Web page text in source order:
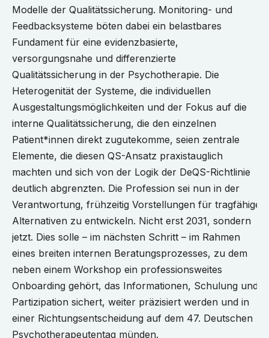
Modelle der Qualitätssicherung. Monitoring- und
Feedbacksysteme böten dabei ein belastbares
Fundament für eine evidenzbasierte,
versorgungsnahe und differenzierte
Qualitätssicherung in der Psychotherapie. Die
Heterogenität der Systeme, die individuellen
Ausgestaltungsmöglichkeiten und der Fokus auf die
interne Qualitätssicherung, die den einzelnen
Patient*innen direkt zugutekomme, seien zentrale
Elemente, die diesen QS-Ansatz praxistauglich
machten und sich von der Logik der DeQS-Richtlinie
deutlich abgrenzten. Die Profession sei nun in der
Verantwortung, frühzeitig Vorstellungen für tragfähige
Alternativen zu entwickeln. Nicht erst 2031, sondern
jetzt. Dies solle – im nächsten Schritt – im Rahmen
eines breiten internen Beratungsprozesses, zu dem
neben einem Workshop ein professionsweites
Onboarding gehört, das Informationen, Schulung und
Partizipation sichert, weiter präzisiert werden und in
einer Richtungsentscheidung auf dem 47. Deutschen
Psychotherapeutentag münden.